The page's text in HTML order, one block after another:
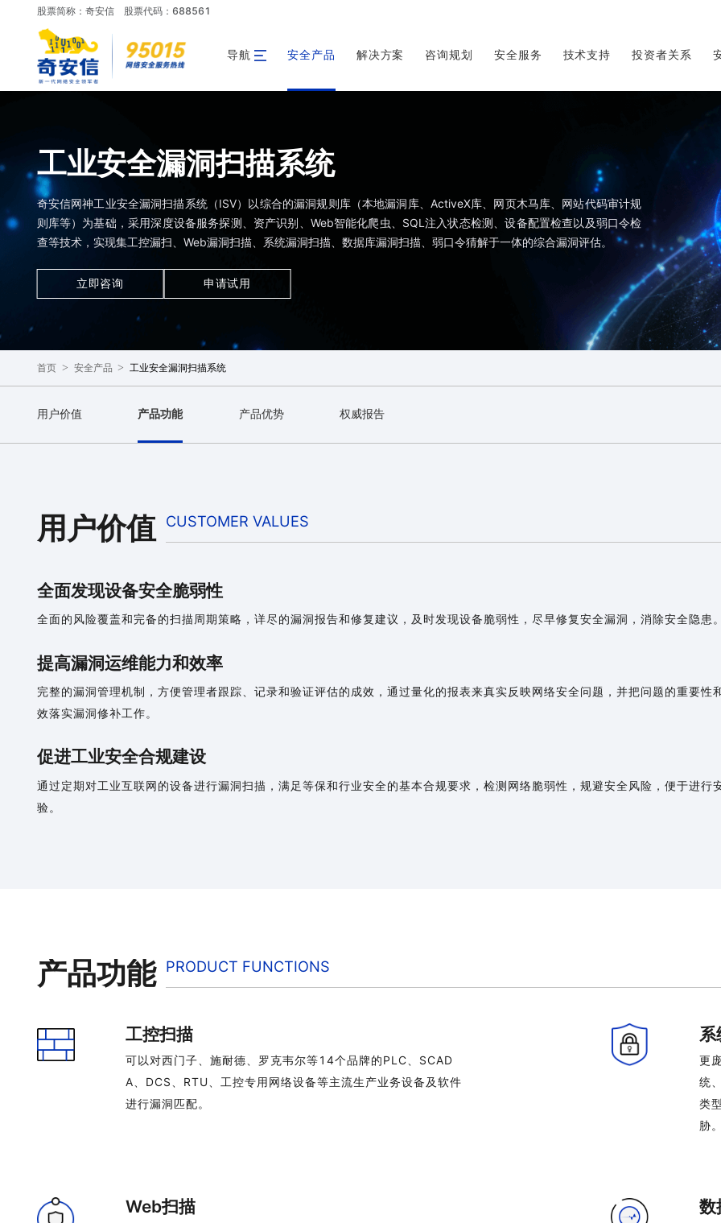
股票简称：奇安信 股票代码：688561
导航 安全产品 解决方案 咨询规划 安全服务 技术支持 投资者关系
工业安全漏洞扫描系统
奇安信网神工业安全漏洞扫描系统（ISV）以综合的漏洞规则库（本地漏洞库、ActiveX库、网页木马库、网站代码审计规
则库等）为基础，采用深度设备服务探测、资产识别、Web智能化爬虫、SQL注入状态检测、设备配置检查以及弱口令检
查等技术，实现集工控漏扫、Web漏洞扫描、系统漏洞扫描、数据库漏洞扫描、弱口令猜解于一体的综合漏洞评估。
立即咨询 申请试用
首页 > 安全产品 > 工业安全漏洞扫描系统
用户价值 产品功能 产品优势 权威报告
用户价值 CUSTOMER VALUES
全面发现设备安全脆弱性
全面的风险覆盖和完备的扫描周期策略，详尽的漏洞报告和修复建议，及时发现设备脆弱性，尽早修复安全漏洞，消除安全隐患
提高漏洞运维能力和效率
完整的漏洞管理机制，方便管理者跟踪、记录和验证评估的成效，通过量化的报表来真实反映网络安全问题，并把问题的重要性
效落实漏洞修补工作。
促进工业安全合规建设
通过定期对工业互联网的设备进行漏洞扫描，满足等保和行业安全的基本合规要求，检测网络脆弱性，规避安全风险，便于进行
验。
产品功能 PRODUCT FUNCTIONS
工控扫描
可以对西门子、施耐德、罗克韦尔等14个品牌的PLC、SCAD
A、DCS、RTU、工控专用网络设备等主流生产业务设备及软件
进行漏洞匹配。
系
更
统
类
胁
Web扫描 数